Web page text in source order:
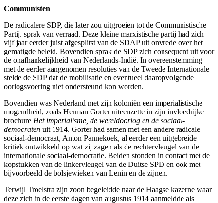
Communisten
De radicalere SDP, die later zou uitgroeien tot de Communistische
Partij, sprak van verraad. Deze kleine marxistische partij had zich
vijf jaar eerder juist afgesplitst van de SDAP uit onvrede over het
gematigde beleid. Bovendien sprak de SDP zich consequent uit voor
de onafhankelijkheid van Nederlands-Indië. In overeenstemming
met de eerder aangenomen resoluties van de Tweede Internationale
stelde de SDP dat de mobilisatie en eventueel daaropvolgende
oorlogsvoering niet ondersteund kon worden.
Bovendien was Nederland met zijn koloniën een imperialistische
mogendheid, zoals Herman Gorter uiteenzette in zijn invloedrijke
brochure Het imperialisme, de wereldoorlog en de sociaal-
democraten uit 1914. Gorter had samen met een andere radicale
sociaal-democraat, Anton Pannekoek, al eerder een uitgebreide
kritiek ontwikkeld op wat zij zagen als de rechtervleugel van de
internationale sociaal-democratie. Beiden stonden in contact met de
kopstukken van de linkervleugel van de Duitse SPD en ook met
bijvoorbeeld de bolsjewieken van Lenin en de zijnen.
Terwijl Troelstra zijn zoon begeleidde naar de Haagse kazerne waar
deze zich in de eerste dagen van augustus 1914 aanmeldde als